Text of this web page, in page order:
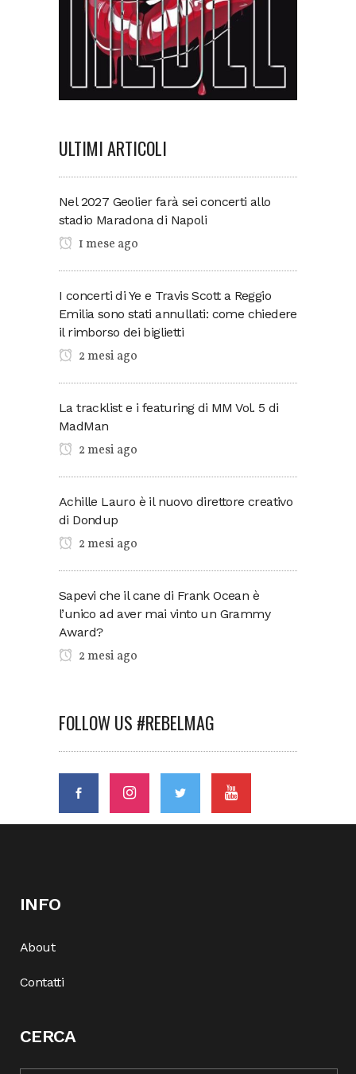
ULTIMI ARTICOLI
Nel 2027 Geolier farà sei concerti allo
stadio Maradona di Napoli
1 mese ago
I concerti di Ye e Travis Scott a Reggio
Emilia sono stati annullati: come chiedere
il rimborso dei biglietti
2 mesi ago
La tracklist e i featuring di MM Vol. 5 di
MadMan
2 mesi ago
Achille Lauro è il nuovo direttore creativo
di Dondup
2 mesi ago
Sapevi che il cane di Frank Ocean è
l’unico ad aver mai vinto un Grammy
Award?
2 mesi ago
FOLLOW US #REBELMAG
INFO
About
Contatti
CERCA